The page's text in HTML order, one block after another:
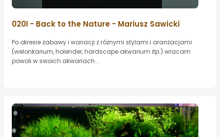
020l - Back to the Nature - Mariusz Sawicki
Po okresie zabawy i wariacji z różnymi stylami i aranżacjami
(welonkarium, holender, hardscape akwarium itp.) wracam
powoli w swoich akwariach...